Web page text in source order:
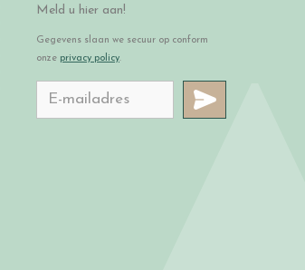
Meld u hier aan!
Gegevens slaan we secuur op conform
onze privacy policy.